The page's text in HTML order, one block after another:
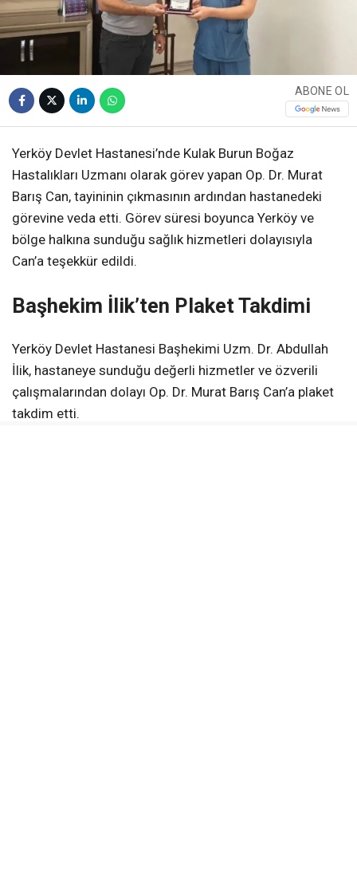
ABONE OL
Yerköy Devlet Hastanesi’nde Kulak Burun Boğaz
Hastalıkları Uzmanı olarak görev yapan Op. Dr. Murat
Barış Can, tayininin çıkmasının ardından hastanedeki
görevine veda etti. Görev süresi boyunca Yerköy ve
bölge halkına sunduğu sağlık hizmetleri dolayısıyla
Can’a teşekkür edildi.
Başhekim İlik’ten Plaket Takdimi
Yerköy Devlet Hastanesi Başhekimi Uzm. Dr. Abdullah
İlik, hastaneye sunduğu değerli hizmetler ve özverili
çalışmalarından dolayı Op. Dr. Murat Barış Can’a plaket
takdim etti.